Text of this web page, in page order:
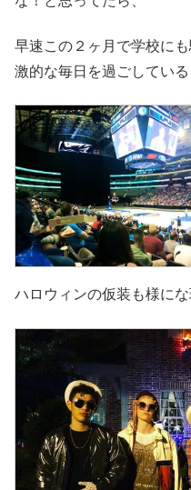
早速この２ヶ月で学校に
激的な毎日を過ごしてい
ハロウィンの仮装も様にな